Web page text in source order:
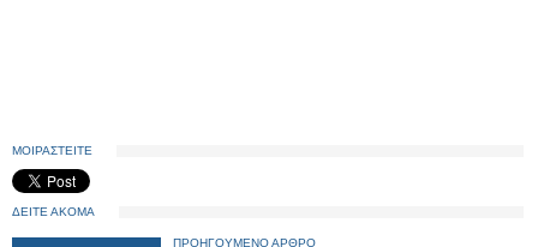
ΜΟΙΡΑΣΤΕΙΤΕ
ΔΕΙΤΕ ΑΚΟΜΑ
ΠΡΟΗΓΟΥΜΕΝΟ ΑΡΘΡΟ